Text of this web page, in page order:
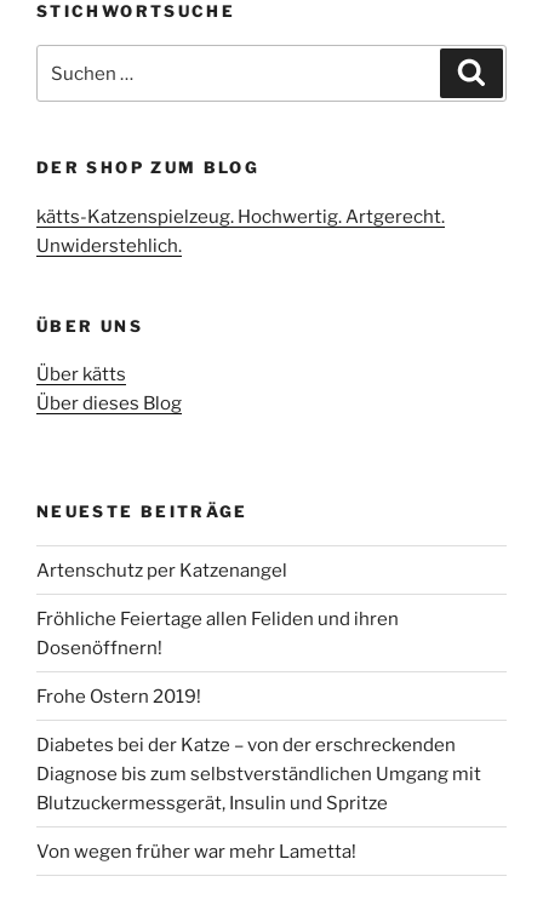
STICHWORTSUCHE
nach:
DER SHOP ZUM BLOG
kätts-Katzenspielzeug. Hochwertig. Artgerecht.
Unwiderstehlich.
ÜBER UNS
Über kätts
Über dieses Blog
NEUESTE BEITRÄGE
Artenschutz per Katzenangel
Fröhliche Feiertage allen Feliden und ihren
Dosenöffnern!
Frohe Ostern 2019!
Diabetes bei der Katze – von der erschreckenden
Diagnose bis zum selbstverständlichen Umgang mit
Blutzuckermessgerät, Insulin und Spritze
Von wegen früher war mehr Lametta!